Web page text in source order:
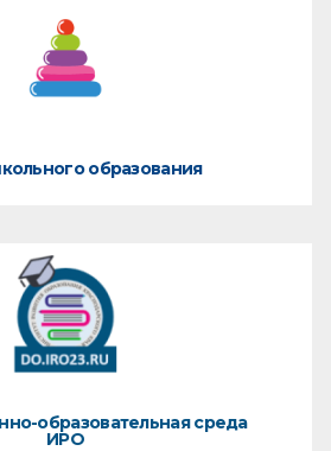
образования
образовательная среда
ИРО